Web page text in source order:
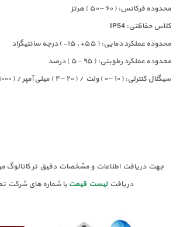
محدوده فرکانس: ( ۶۰ – ۵۰ ) هرتز
کلاس حفاظتی: IP54
محدوده عملکرد دمایی: ( ۵۵+ , ۱۵- ) درجه سانتیگراد
محدوده عملکرد رطوبتی: ( ۹۵ – ۵ ) درصد
سیگنال کنترلی: ( ۱۰ – ۰ ) ولت / ( ۲۰ – ۴ ) میلی آمپر / ( ۱۰۰۰ – ۰ ) اهم
جهت دریافت اطلاعات و مشخصات دقیق تر کاتالوگ
دریافت لیست قیمت با شماره های شرکت